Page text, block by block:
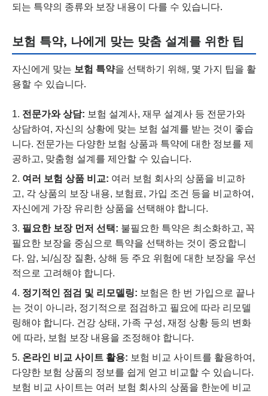
되는 특약의 종류와 보장 내용이 다를 수 있습니다.
보험 특약, 나에게 맞는 맞춤 설계를 위한 팁
자신에게 맞는 보험 특약을 선택하기 위해, 몇 가지 팁을 활
용할 수 있습니다.
전문가와 상담: 보험 설계사, 재무 설계사 등 전문가와
상담하여, 자신의 상황에 맞는 보험 설계를 받는 것이 좋습
니다. 전문가는 다양한 보험 상품과 특약에 대한 정보를 제
공하고, 맞춤형 설계를 제안할 수 있습니다.
여러 보험 상품 비교: 여러 보험 회사의 상품을 비교하
고, 각 상품의 보장 내용, 보험료, 가입 조건 등을 비교하여,
자신에게 가장 유리한 상품을 선택해야 합니다.
필요한 보장 먼저 선택: 불필요한 특약은 최소화하고, 꼭
필요한 보장을 중심으로 특약을 선택하는 것이 중요합니
다. 암, 뇌/심장 질환, 상해 등 주요 위험에 대한 보장을 우선
적으로 고려해야 합니다.
정기적인 점검 및 리모델링: 보험은 한 번 가입으로 끝나
는 것이 아니라, 정기적으로 점검하고 필요에 따라 리모델
링해야 합니다. 건강 상태, 가족 구성, 재정 상황 등의 변화
에 따라, 보험 보장 내용을 조정해야 합니다.
온라인 비교 사이트 활용: 보험 비교 사이트를 활용하여,
다양한 보험 상품의 정보를 쉽게 얻고 비교할 수 있습니다.
보험 비교 사이트는 여러 보험 회사의 상품을 한눈에 비교